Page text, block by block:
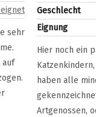
sehr
auf
Geschlecht
Eignung
Hier noch ein
haben alle
Artgenossen,